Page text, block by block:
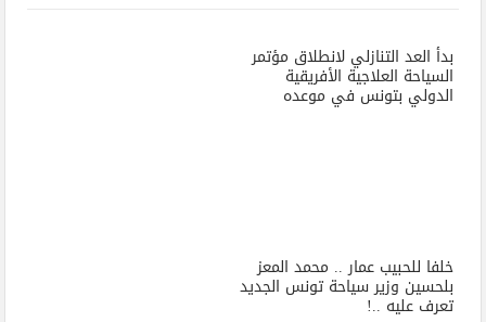
بدأ العد التنازلي لانطلاق مؤتمر
السياحة العلاجية الأفريقية
الدولي بتونس في موعده
خلفا للحبيب عمار .. محمد المعز
بلحسين وزير سياحة تونس الجديد
تعرف عليه ..!